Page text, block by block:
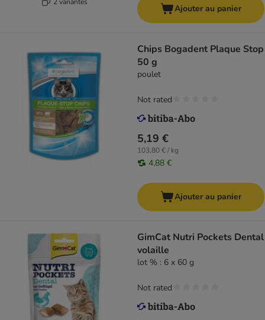
Ajouter au panier
Chips Bogadent Plaque Stop
50 g
poulet
5,19 €
103,80 € / kg
4,88 €
Not rated
Ajouter au panier
GimCat Nutri Pockets Dental
volaille
lot % : 6 x 60 g
Not rated